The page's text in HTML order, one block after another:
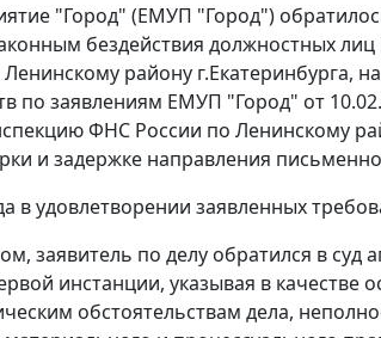
"Город" (ЕМУП "Город")
бездействия должностных
району г.Екатеринбурга,
по заявлениям ЕМУП "Город" от
ФНС России по Ленинскому
и задержке направления
в удовлетворении заявленных
заявитель по делу обратился в суд
инстанции, указывая в качестве
обстоятельствам дела,